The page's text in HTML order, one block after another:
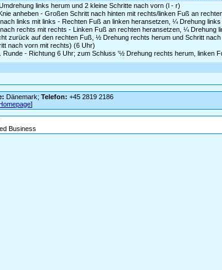
links herum und 2 kleine Schritte nach vorn (l - r)
anheben - Großen Schritt nach hinten mit rechts/linken Fuß an
links mit links - Rechten Fuß an linken heransetzen, ¼ Drehung
rechts mit rechts - Linken Fuß an rechten heransetzen, ¼ Drehung
zurück auf den rechten Fuß, ½ Drehung rechts herum und Schritt nach
nach vorn mit rechts) (6 Uhr)
Runde - Richtung 6 Uhr; zum Schluss '½ Drehung rechts herum, linken
Dänemark;Telefon: +45 2819 2186
]
Business